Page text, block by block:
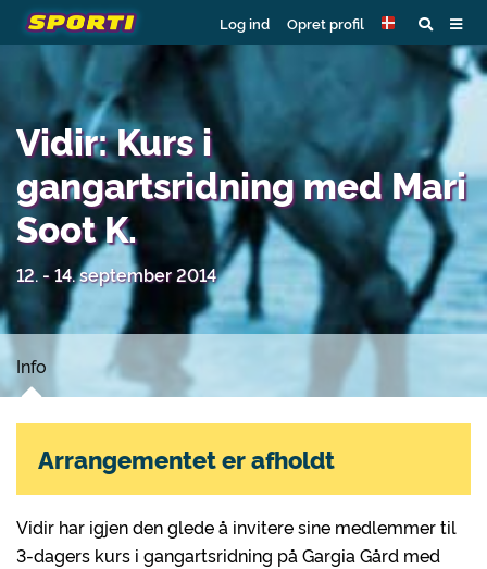
Log ind Opret profil
Vidir: Kurs i
gangartsridning med Mari
Soot K.
12. - 14. september 2014
Info
Vidir har igjen den glede å invitere sine medlemmer til
3-dagers kurs i gangartsridning på Gargia Gård med
Arrangementet er afholdt